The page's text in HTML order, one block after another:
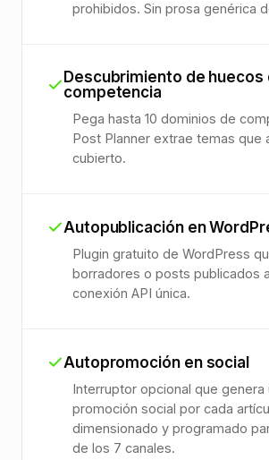
prohibidos. Sin prosa genérica
Descubrimiento de huecos
competencia
Pega hasta 10 dominios de
Post Planner extrae temas que
cubierto.
Autopublicación en
Plugin gratuito de WordPress
borradores o posts publicados
conexión API única.
Autopromoción en social
Interruptor opcional que genera
promoción social por cada
dimensionado y programado
de los 7 canales.